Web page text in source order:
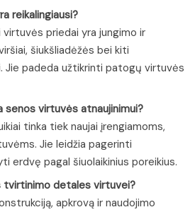
reikalingiausi?
virtuvės priedai yra jungimo ir
šiukšliadėžės bei kiti
Jie padeda užtikrinti patogų virtuvės
senos virtuvės atnaujinimui?
tinka tiek naujai įrengiamoms,
Jie leidžia pagerinti
erdvę pagal šiuolaikinius poreikius.
tvirtinimo detales virtuvei?
apkrovą ir naudojimo